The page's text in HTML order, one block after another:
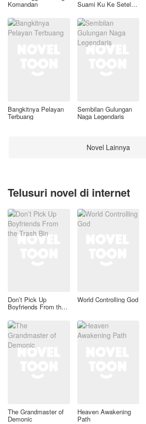
Komandan Suami Ku Ke Setelan
Bangkitnya Pelayan
Terbuang
Sembilan Gulungan
Naga Legendaris
Novel Lainnya
Telusuri novel di internet
Don’t Pick Up
Boyfriends From the
World Controlling God
The Grandmaster of
Demonic
Heaven Awakening
Path